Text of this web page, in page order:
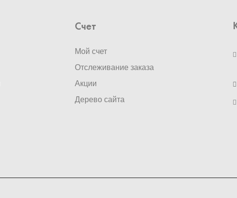
Счет
Мой счет
Отслеживание заказа
Акции
Дерево сайта